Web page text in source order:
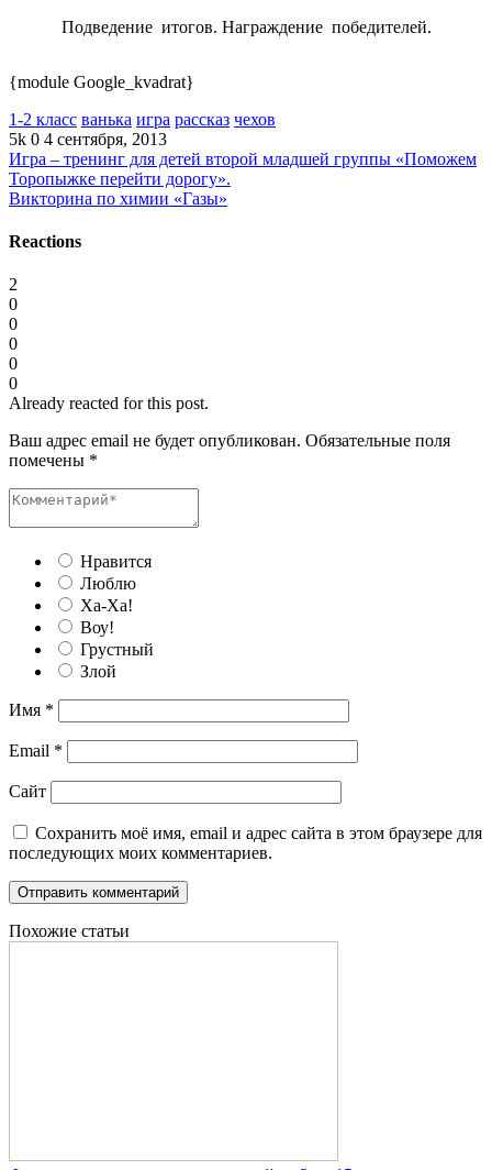
Подведение итогов. Награждение победителей.
{module Google_kvadrat}
1-2 класс ванька игра рассказ чехов
5k 0 4 сентября, 2013
Игра – тренинг для детей второй младшей группы «Поможем
Торопыжке перейти дорогу».
Викторина по химии «Газы»
Reactions
2
0
0
0
0
0
Already reacted for this post.
Ваш адрес email не будет опубликован. Обязательные поля
помечены *
Нравится
Люблю
Ха-Ха!
Воу!
Грустный
Злой
Имя *
Email *
Сайт
Сохранить моё имя, email и адрес сайта в этом браузере для
последующих моих комментариев.
Похожие статьи